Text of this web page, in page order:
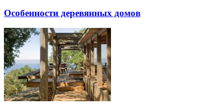
Особенности деревянных домов